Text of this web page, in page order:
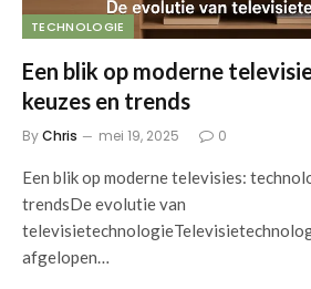
TECHNOLOGIE
Een blik op moderne
keuzes en trends
ByChris mei 19, 2025 0
Een blik op moderne televisies:
trendsDe evolutie van
afgelopen…